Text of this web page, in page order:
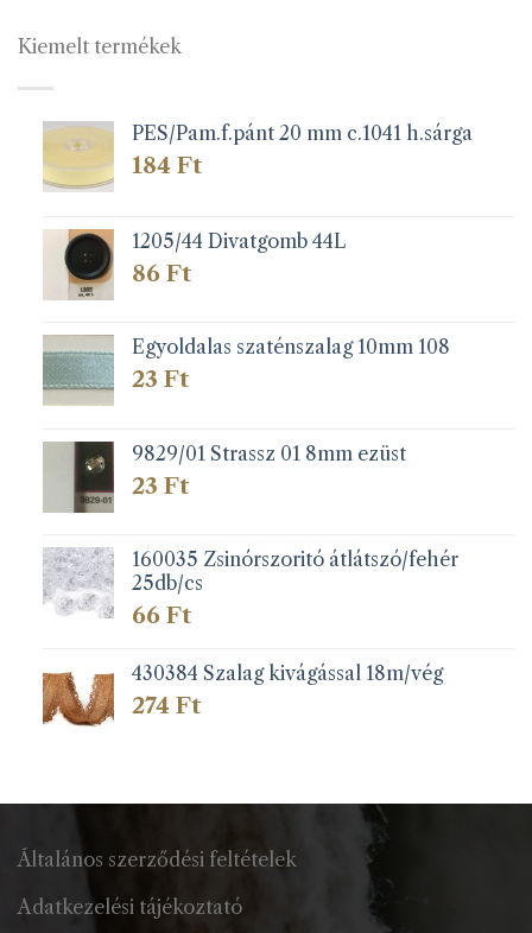
Kiemelt termékek
PES/Pam.f.pánt 20 mm c.1041 h.sárga
184 Ft
1205/44 Divatgomb 44L
86 Ft
Egyoldalas szaténszalag 10mm 108
23 Ft
9829/01 Strassz 01 8mm ezüst
23 Ft
160035 Zsinórszoritó átlátszó/fehér
25db/cs
66 Ft
430384 Szalag kivágással 18m/vég
274 Ft
Általános szerződési feltételek
Adatkezelési tájékoztató